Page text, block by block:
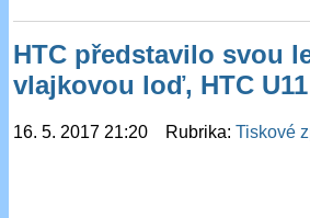
HTC představilo svou
vlajkovou loď, HTC U11
16. 5. 2017 21:20 Rubrika:Tiskové